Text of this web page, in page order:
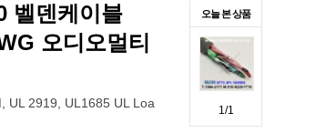
오늘 본 상품
1/1
벨덴케이블
오디오멀티
UL 2919, UL1685 UL Loa